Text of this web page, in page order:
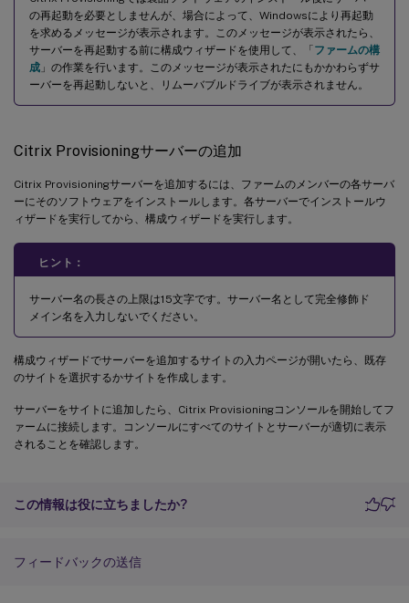
の再起動を必要としませんが、場合によって、Windowsにより再起動
を求めるメッセージが表示されます。このメッセージが表示されたら、
サーバーを再起動する前に構成ウィザードを使用して、「ファームの構
成 」の作業を行います。このメッセージが表示されたにもかかわらずサ
ーバーを再起動しないと、リムーバブルドライブが表示されません。
Citrix Provisioningサーバーの追加
Citrix Provisioningサーバーを追加するには、ファームのメンバーの各サーバ
ーにそのソフトウェアをインストールします。各サーバーでインストールウ
ィザードを実行してから、構成ウィザードを実行します。
ヒント：
サーバー名の長さの上限は15文字です。サーバー名として完全修飾ド
メイン名を入力しないでください。
構成ウィザードでサーバーを追加するサイトの入力ページが開いたら、既存
のサイトを選択するかサイトを作成します。
サーバーをサイトに追加したら、Citrix Provisioningコンソールを開始してフ
ァームに接続します。コンソールにすべてのサイトとサーバーが適切に表示
されることを確認します。
この情報は役に立ちましたか?
フィードバックの送信